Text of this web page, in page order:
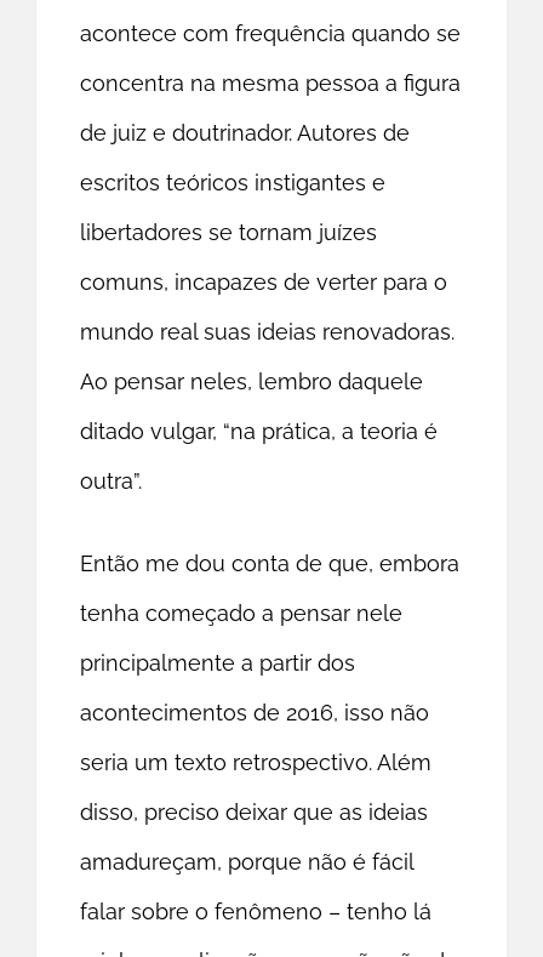
acontece com frequência quando se
concentra na mesma pessoa a figura
de juiz e doutrinador. Autores de
escritos teóricos instigantes e
libertadores se tornam juízes
comuns, incapazes de verter para o
mundo real suas ideias renovadoras.
Ao pensar neles, lembro daquele
ditado vulgar, “na prática, a teoria é
outra”.
Então me dou conta de que, embora
tenha começado a pensar nele
principalmente a partir dos
acontecimentos de 2016, isso não
seria um texto retrospectivo. Além
disso, preciso deixar que as ideias
amadureçam, porque não é fácil
falar sobre o fenômeno – tenho lá